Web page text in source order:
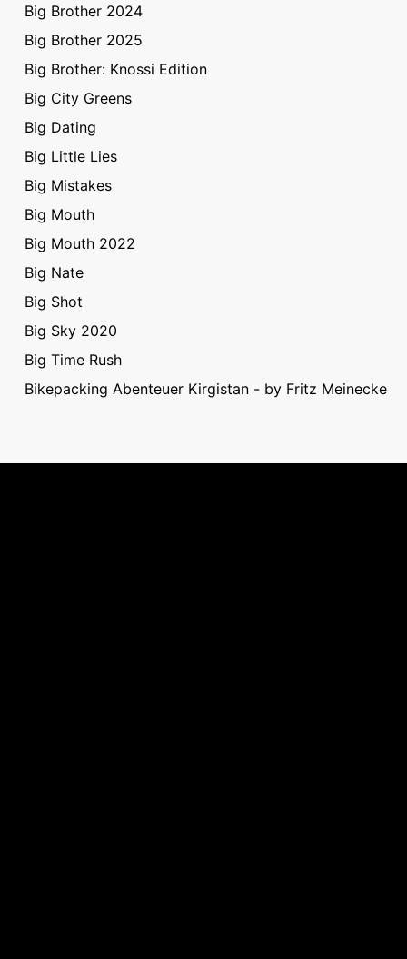
Big Brother 2024
Big Brother 2025
Big Brother: Knossi Edition
Big City Greens
Big Dating
Big Little Lies
Big Mistakes
Big Mouth
Big Mouth 2022
Big Nate
Big Shot
Big Sky 2020
Big Time Rush
Bikepacking Abenteuer Kirgistan - by Fritz Meinecke